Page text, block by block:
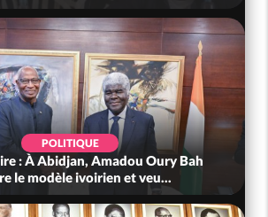
POLITIQUE
: À Abidjan, Amadou Oury Bah
le modèle ivoirien et veu...